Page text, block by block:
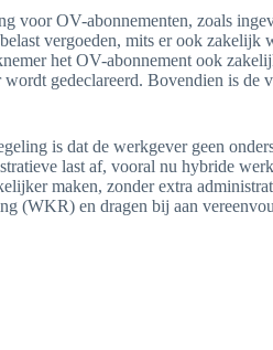
voor OV-abonnementen, zoals
vergoeden, mits er ook
het OV-abonnement ook
gedeclareerd. Bovendien is de
is dat de werkgever geen
last af, vooral nu hybride
maken, zonder extra
(WKR) en dragen bij aan